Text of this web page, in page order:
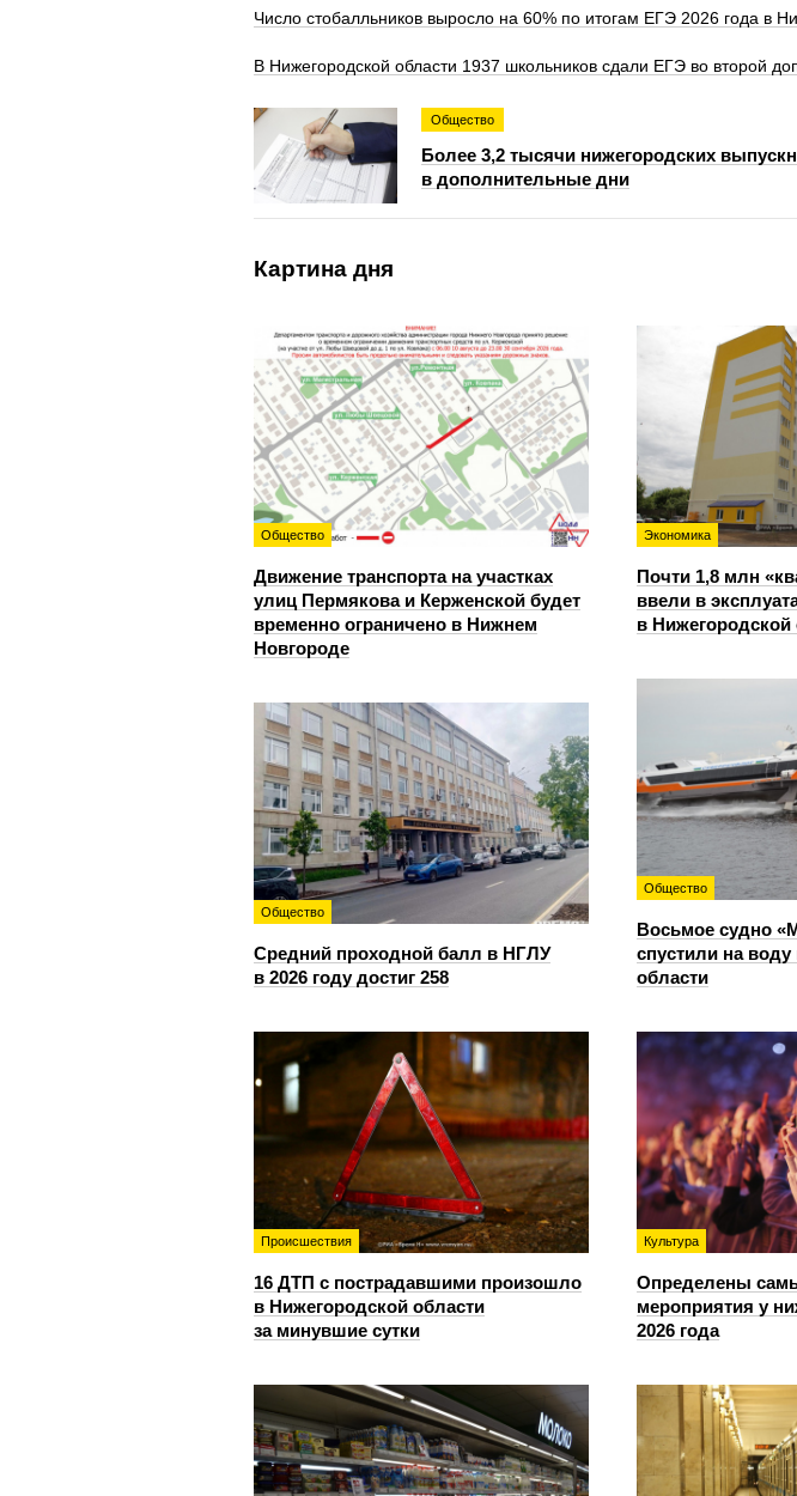
Число стобалльников выросло на 60% по итогам ЕГЭ 2026 года в
В Нижегородской области 1937 школьников сдали ЕГЭ во второй
Общество
Более 3,2 тысячи нижегородских
в дополнительные дни
Картина дня
Общество
Движение транспорта на участках
улиц Пермякова и Керженской будет
временно ограничено в Нижнем
Новгороде
Экономика
Почти 1,8 млн
ввели в
в Нижегородской
Общество
Восьмое судно
спустили на
области
Общество
Средний проходной балл в НГЛУ
в 2026 году достиг 258
Происшествия
16 ДТП с пострадавшими произошло
в Нижегородской области
за минувшие сутки
Культура
Определены
мероприятия у
2026 года